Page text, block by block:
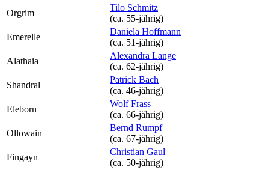
Orgrim
Tilo Schmitz
(ca. 55‑jährig)
Emerelle
Daniela Hoffmann
(ca. 51‑jährig)
Alathaia
Alexandra Lange
(ca. 62‑jährig)
Shandral
Patrick Bach
(ca. 46‑jährig)
Eleborn
Wolf Frass
(ca. 66‑jährig)
Ollowain
Bernd Rumpf
(ca. 67‑jährig)
Fingayn
Christian Gaul
(ca. 50‑jährig)